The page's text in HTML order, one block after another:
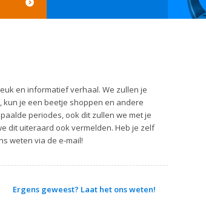
en informatief verhaal. We zullen je
je een beetje shoppen en andere
periodes, ook dit zullen we met je
dit uiteraard ook vermelden. Heb je zelf
weten via de e-mail!
Ergens geweest? Laat het ons weten!